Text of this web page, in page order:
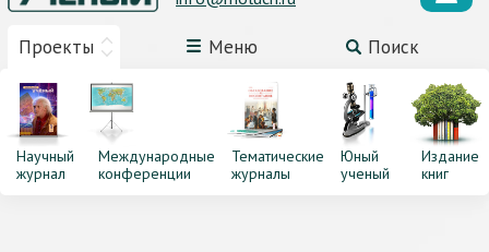
Проекты Меню Поиск
Научный
журнал
Международные
конференции
Тематические
журналы
Юный
ученый
Издание
книг